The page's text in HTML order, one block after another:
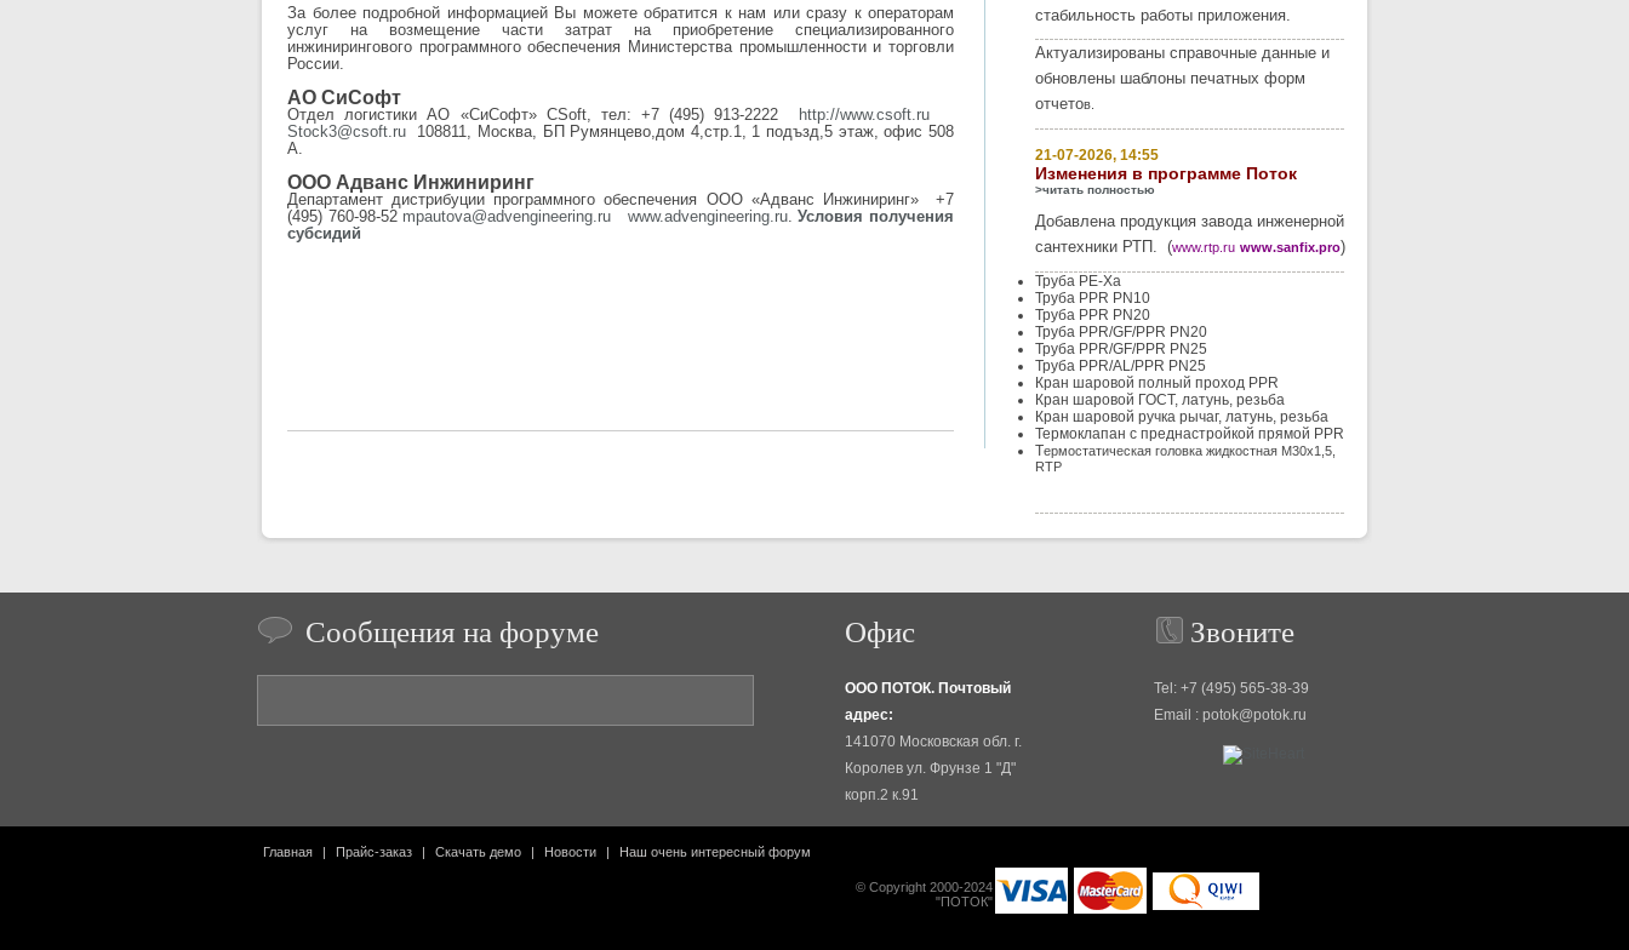
За более подробной информацией Вы можете обратится к нам или сразу к операторам
услуг на возмещение части затрат на приобретение специализированного
инжинирингового программного обеспечения Министерства промышленности и торговли
России.
АО СиСофт
Отдел логистики АО «СиСофт» CSoft, тел: +7 (495) 913-2222
http://www.csoft.ru
Stock3@csoft.ru 108811, Москва, БП Румянцево,дом 4,стр.1, 1 подъзд,5 этаж, офис 508
A.
OOO Адванс Инжиниринг
Департамент дистрибуции программного обеспечения ООО «Адванс Инжиниринг» +7
(495) 760-98-52 mpautova@advengineering.ru www.advengineering.ru.Условия получения
субсидий
стабильность работы приложения.
Актуализированы справочные данные и
обновлены шаблоны печатных форм
отчетов.
21-07-2026, 14:55
Изменения в программе Поток
>читать полностью
Добавлена продукция завода инженерной
сантехники РТП. (www.rtp.ru www.sanfix.pro)
Труба PE-Xa
Труба PPR PN10
Труба PPR PN20
Труба PPR/GF/PPR PN20
Труба PPR/GF/PPR PN25
Труба PPR/AL/PPR PN25
Кран шаровой полный проход PPR
Кран шаровой ГОСТ, латунь, резьба
Кран шаровой ручка рычаг, латунь, резьба
Термоклапан с преднастройкой прямой PPR
Термостатическая головка жидкостная М30х1,5,
RTP
Сообщения на форуме Офис
ООО ПОТОК. Почтовый
адрес:
141070 Московская обл. г.
Королев ул. Фрунзе 1 "Д"
корп.2 к.91
Звоните
Tel: +7 (495) 565-38-39
Email : potok@potok.ru
Главная | Прайс-заказ | Скачать демо | Новости | Наш очень интересный форум
© Copyright 2000-2024
"ПОТОК"